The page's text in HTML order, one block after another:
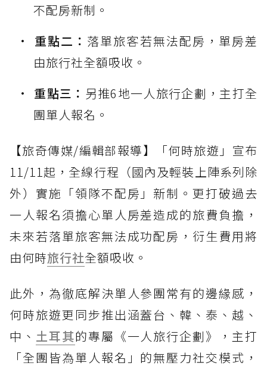
不配房新制。
重點二： 落單旅客若無法配房，單房差
由旅行社全額吸收。
重點三： 另推6地一人旅行企劃，主打全
團單人報名。
【旅奇傳媒/編輯部報導】「何時旅遊」宣布
11/11起，全線行程（國內及輕裝上陣系列除
外）實施「領隊不配房」新制。更打破過去
一人報名須擔心單人房差造成的旅費負擔，
未來若落單旅客無法成功配房，衍生費用將
由何時旅行社全額吸收。
此外，為徹底解決單人參團常有的邊緣感，
何時旅遊更同步推出涵蓋台、韓、泰、越、
中、 土耳其的專屬《一人旅行企劃》，主打
「全團皆為單人報名」的無壓力社交模式，